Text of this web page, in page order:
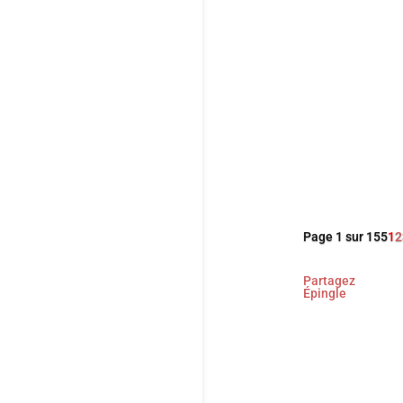
Page 1 sur 15512
Partagez
Épingle